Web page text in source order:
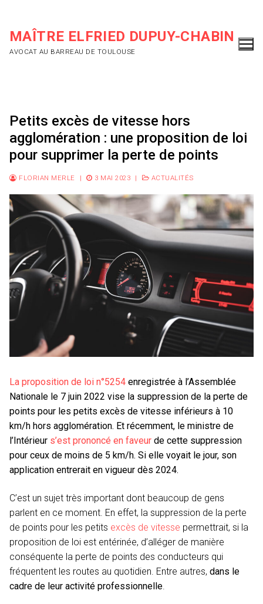
contenu
MAÎTRE ELFRIED DUPUY-CHABIN
AVOCAT AU BARREAU DE TOULOUSE
Petits excès de vitesse hors
agglomération : une proposition de loi
pour supprimer la perte de points
FLORIAN MERLE | 3 MAI 2023 | ACTUALITÉS
La proposition de loi n°5254 enregistrée à l’Assemblée
Nationale le 7 juin 2022 vise la suppression de la perte de
points pour les petits excès de vitesse inférieurs à 10
km/h hors agglomération. Et récemment, le ministre de
l’Intérieur s’est prononcé en faveur de cette suppression
pour ceux de moins de 5 km/h. Si elle voyait le jour, son
application entrerait en vigueur dès 2024.
C’est un sujet très important dont beaucoup de gens
parlent en ce moment. En effet, la suppression de la perte
de points pour les petits excès de vitesse permettrait, si la
proposition de loi est entérinée, d’alléger de manière
conséquente la perte de points des conducteurs qui
fréquentent les routes au quotidien. Entre autres, dans le
cadre de leur activité professionnelle